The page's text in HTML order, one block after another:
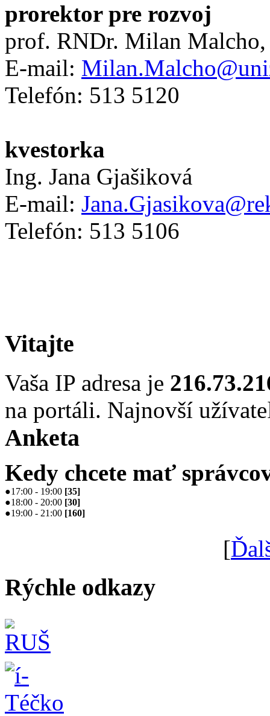
prorektor pre rozvoj
prof. RNDr. Milan Malcho,
E-mail:
Telefón: 513 5120
kvestorka
Ing. Jana Gjašiková
E-mail:
Telefón: 513 5106
Vitajte
Vaša IP adresa je
na portáli. Najnovší
Anketa
Kedy chcete mať
●17:00 - 19:00 [35]
●18:00 - 20:00 [30]
●19:00 - 21:00 [160]
[
Rýchle odkazy